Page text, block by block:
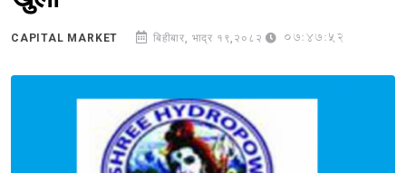
CAPITAL MARKET बिहीबार, भाद्र १९,२०८२ 07:47:52